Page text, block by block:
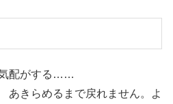
気配がする……
きらめるまで戻れません。よ